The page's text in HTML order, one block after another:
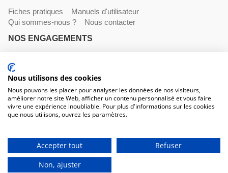
28,00 € HT
33,60 € TTC
Fiches pratiques
Manuels d'utilisateur
Qui sommes-nous ?
Nous contacter
NOS ENGAGEMENTS
Livraisons
NOS COORDONNÉES
530 avenue du Roucagnier , 34400 Lunel-Viel
04 67 58 38 57
Du lundi au vendredi, 8h00 - 12h00 / 13h45 à 17h30
Nous utilisons des cookies
Nous pouvons les placer pour analyser les données de nos visiteurs,
améliorer notre site Web, afficher un contenu personnalisé et vous faire
vivre une expérience inoubliable. Pour plus d'informations sur les cookies
que nous utilisons, ouvrez les paramètres.
Accepter tout
Refuser
Non, ajuster